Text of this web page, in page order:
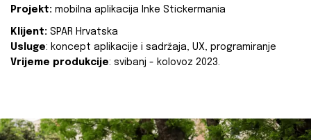
Projekt: mobilna aplikacija Inke Stickermania
Klijent: SPAR Hrvatska
Usluge: koncept aplikacije i sadržaja, UX, programiranje
Vrijeme produkcije: svibanj - kolovoz 2023.